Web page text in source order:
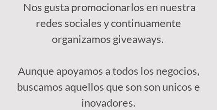
Nos gusta promocionarlos en nuestra
redes sociales y continuamente
organizamos giveaways.
Aunque apoyamos a todos los negocios,
buscamos aquellos que son son unicos e
inovadores.